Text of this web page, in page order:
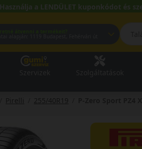
Használja a LENDÜLET kuponkódot és
Pirelli 255/40R19